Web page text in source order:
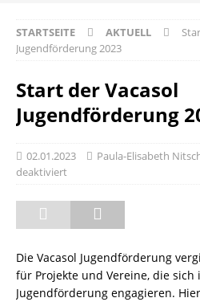
STARTSEITE AKTUELL
Jugendförderung 2023
Start der Vacasol
Jugendförderung
02.01.2023 Paula-Elisabeth
deaktiviert
Die Vacasol Jugendförderung
für Projekte und Vereine, die
Jugendförderung engagieren.